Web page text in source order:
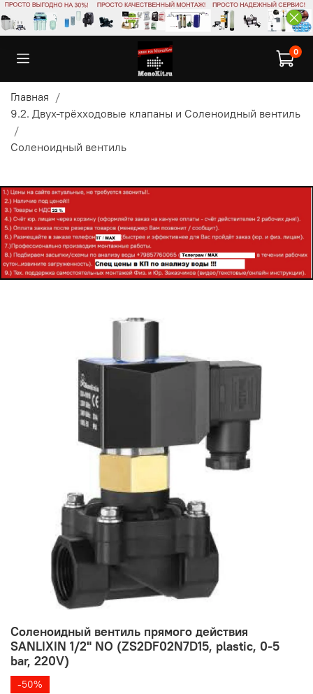
0
Главная
9.2. Двух-трёхходовые клапаны и Соленоидный вентиль
Соленоидный вентиль
Соленоидный вентиль прямого действия
SANLIXIN 1/2" NO (ZS2DF02N7D15, plastic, 0-5
bar, 220V)
-50%